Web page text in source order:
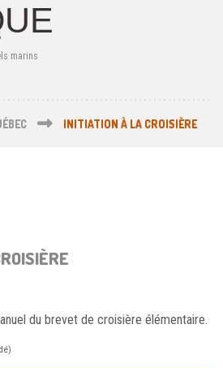
marins
INITIATION À LA CROISIÈRE
du brevet de croisière élémentaire.